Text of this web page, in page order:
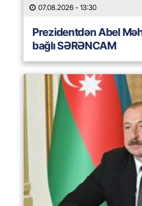
07.08.2026 - 13:30
Prezidentdən Abel
bağlı SƏRƏNCAM